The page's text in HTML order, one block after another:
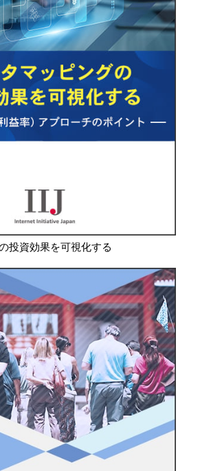
投資効果を可視化する